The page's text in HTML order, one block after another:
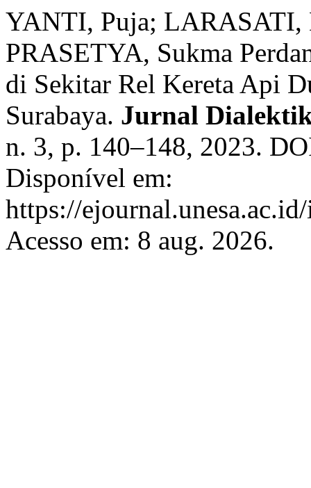
YANTI, Puja; LARASATI,
PRASETYA, Sukma
di Sekitar Rel Kereta Api
Surabaya. Jurnal
n. 3, p. 140–148, 2023.
Disponível em:
https://
Acesso em: 8 aug. 2026.